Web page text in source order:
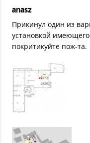
anasz
Прикинул один из
установкой
покритикуйте пож-та.